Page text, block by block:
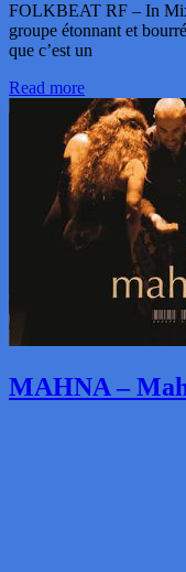
FOLKBEAT RF – In
groupe étonnant et
que c’est un
Read more
MAHNA –